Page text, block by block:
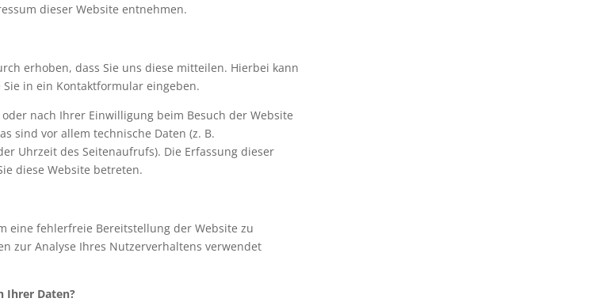
dieser Website entnehmen.
erhoben, dass Sie uns diese mitteilen. Hierbei kann
in ein Kontaktformular eingeben.
nach Ihrer Einwilligung beim Besuch der Website
sind vor allem technische Daten (z. B.
Uhrzeit des Seitenaufrufs). Die Erfassung dieser
diese Website betreten.
eine fehlerfreie Bereitstellung der Website zu
zur Analyse Ihres Nutzerverhaltens verwendet
Ihrer Daten?